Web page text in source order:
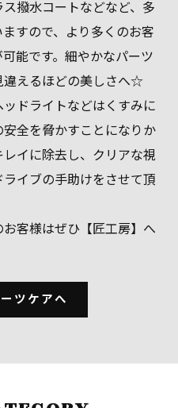
撥水コートなどなど、多
すので、より多くのお客
能です。細やかなパーツ
違えるほどの美しさへ☆
ドライトなどはくすみに
全を脅かすことになりか
イに除去し、クリアな視
イブの手助けをさせて頂
客様はぜひ【匠工房】へ
ツケアへ